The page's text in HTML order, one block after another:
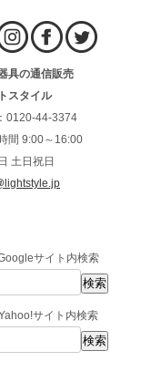
具の通信販売
スタイル
0120-44-3374
間 9:00～16:00
土日祝日
サイト内検索
サイト内検索